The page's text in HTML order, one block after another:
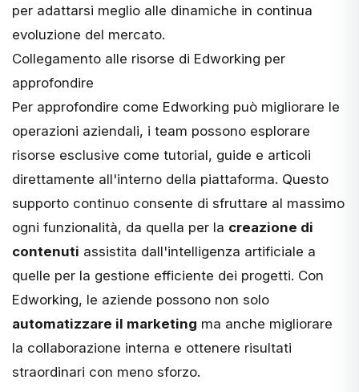
per adattarsi meglio alle dinamiche in continua
evoluzione del mercato.
Collegamento alle risorse di Edworking per
approfondire
Per approfondire come Edworking può migliorare le
operazioni aziendali, i team possono esplorare
risorse esclusive come tutorial, guide e articoli
direttamente all'interno della piattaforma. Questo
supporto continuo consente di sfruttare al massimo
ogni funzionalità, da quella per la creazione di
contenuti assistita dall'intelligenza artificiale a
quelle per la gestione efficiente dei progetti. Con
Edworking, le aziende possono non solo
automatizzare il marketing ma anche migliorare
la collaborazione interna e ottenere risultati
straordinari con meno sforzo.